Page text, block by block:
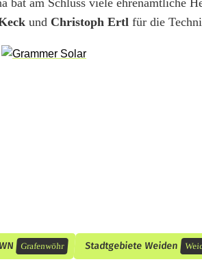
bat am Schluss viele ehrenamtliche
und Christoph Ertl für die
Grafenwöhr Stadtgebiete Weiden